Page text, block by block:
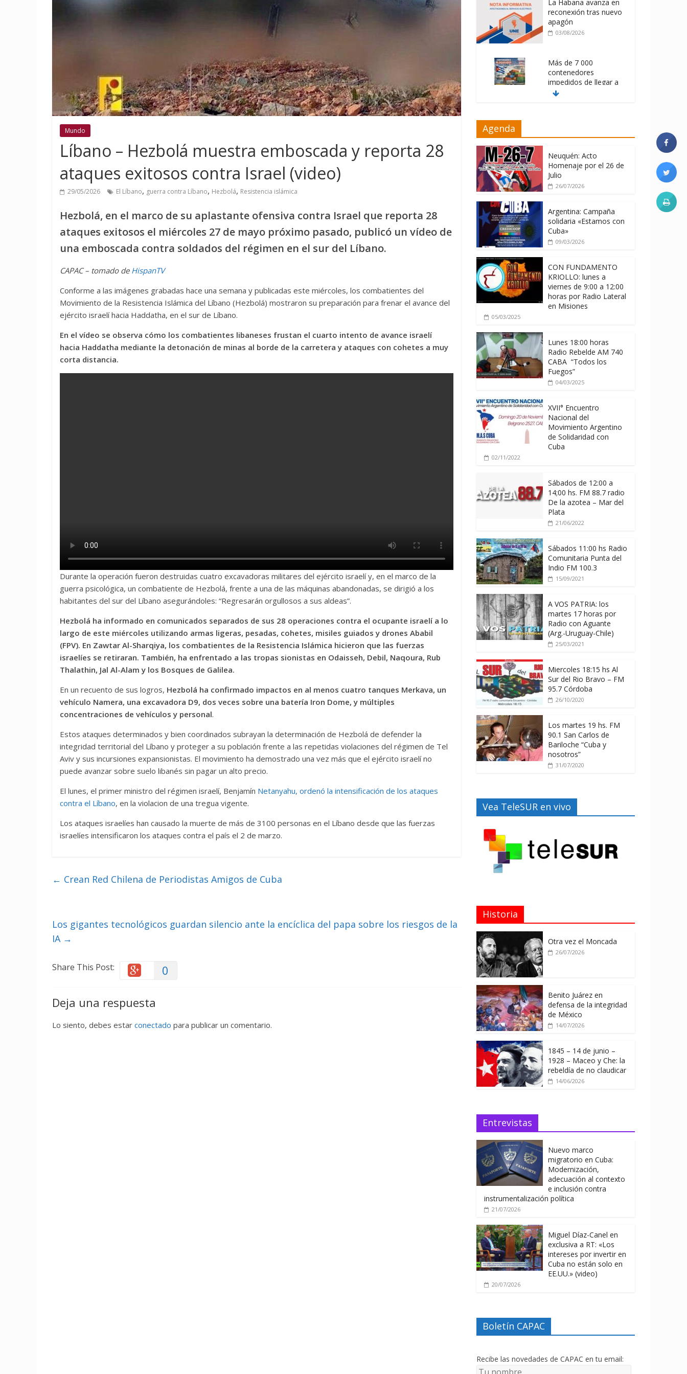
Mundo
Líbano – Hezbolá muestra emboscada y reporta 28
ataques exitosos contra Israel (video)
29/05/2026 El Líbano, guerra contra Líbano, Hezbolá, Resistencia islámica
Hezbolá, en el marco de su aplastante ofensiva contra Israel que reporta 28
ataques exitosos el miércoles 27 de mayo próximo pasado, publicó un vídeo de
una emboscada contra soldados del régimen en el sur del Líbano.
CAPAC – tomado de HispanTV
Conforme a las imágenes grabadas hace una semana y publicadas este miércoles, los combatientes del
Movimiento de la Resistencia Islámica del Líbano (Hezbolá) mostraron su preparación para frenar el avance del
ejército israelí hacia Haddatha, en el sur de Líbano.
En el vídeo se observa cómo los combatientes libaneses frustan el cuarto intento de avance israelí
hacia Haddatha mediante la detonación de minas al borde de la carretera y ataques con cohetes a muy
corta distancia.
Durante la operación fueron destruidas cuatro excavadoras militares del ejército israelí y, en el marco de la
guerra psicológica, un combatiente de Hezbolá, frente a una de las máquinas abandonadas, se dirigió a los
habitantes del sur del Líbano asegurándoles: “Regresarán orgullosos a sus aldeas”.
Hezbolá ha informado en comunicados separados de sus 28 operaciones contra el ocupante israelí a lo
largo de este miércoles utilizando armas ligeras, pesadas, cohetes, misiles guiados y drones Ababil
(FPV). En Zawtar Al-Sharqiya, los combatientes de la Resistencia Islámica hicieron que las fuerzas
israelíes se retiraran. También, ha enfrentado a las tropas sionistas en Odaisseh, Debil, Naqoura, Rub
Thalathin, Jal Al-Alam y los Bosques de Galilea.
En un recuento de sus logros, Hezbolá ha confirmado impactos en al menos cuatro tanques Merkava, un
vehículo Namera, una excavadora D9, dos veces sobre una batería Iron Dome, y múltiples
concentraciones de vehículos y personal.
Estos ataques determinados y bien coordinados subrayan la determinación de Hezbolá de defender la
integridad territorial del Líbano y proteger a su población frente a las repetidas violaciones del régimen de Tel
Aviv y sus incursiones expansionistas. El movimiento ha demostrado una vez más que el ejército israelí no
puede avanzar sobre suelo libanés sin pagar un alto precio.
El lunes, el primer ministro del régimen israelí, Benjamín Netanyahu, ordenó la intensificación de los ataques
contra el Líbano, en la violacion de una tregua vigente.
Los ataques israelíes han causado la muerte de más de 3100 personas en el Líbano desde que las fuerzas
israelíes intensificaron los ataques contra el país el 2 de marzo.
← Crean Red Chilena de Periodistas Amigos de Cuba
Los gigantes tecnológicos guardan silencio ante la encíclica del papa sobre los riesgos de la
IA →
Share This Post: 0
Deja una respuesta
Lo siento, debes estar conectado para publicar un comentario.
La Habana avanza en
reconexión tras nuevo
apagón
03/08/2026
Más de 7 000
contenedores
impedidos de llegar a
Cuba
memorándum con
04/08/2026
Agenda
Neuquén: Acto
Homenaje por el 26 de
Julio
26/07/2026
Argentina: Campaña
solidaria «Estamos con
Cuba»
09/03/2026
CON FUNDAMENTO
KRIOLLO: lunes a
viernes de 9:00 a 12:00
horas por Radio Lateral
en Misiones
05/03/2025
Lunes 18:00 horas
Radio Rebelde AM 740
CABA “Todos los
Fuegos”
04/03/2025
XVII° Encuentro
Nacional del
Movimiento Argentino
de Solidaridad con
Cuba
02/11/2022
Sábados de 12:00 a
14;00 hs. FM 88.7 radio
De la azotea – Mar del
Plata
21/06/2022
Sábados 11:00 hs Radio
Comunitaria Punta del
Indio FM 100.3
15/09/2021
A VOS PATRIA: los
martes 17 horas por
Radio con Aguante
(Arg.-Uruguay-Chile)
25/03/2021
Miercoles 18:15 hs Al
Sur del Rio Bravo – FM
95.7 Córdoba
26/10/2020
Los martes 19 hs. FM
90.1 San Carlos de
Bariloche “Cuba y
nosotros”
31/07/2020
Vea TeleSUR en vivo
Historia
Otra vez el Moncada
26/07/2026
Benito Juárez en
defensa de la integridad
de México
14/07/2026
1845 – 14 de junio –
1928 – Maceo y Che: la
rebeldía de no claudicar
14/06/2026
Entrevistas
Nuevo marco
migratorio en Cuba:
Modernización,
adecuación al contexto
e inclusión contra
instrumentalización política
21/07/2026
Miguel Díaz-Canel en
exclusiva a RT: «Los
intereses por invertir en
Cuba no están solo en
EE.UU.» (video)
20/07/2026
Boletín CAPAC
Recibe las novedades de CAPAC en tu email: